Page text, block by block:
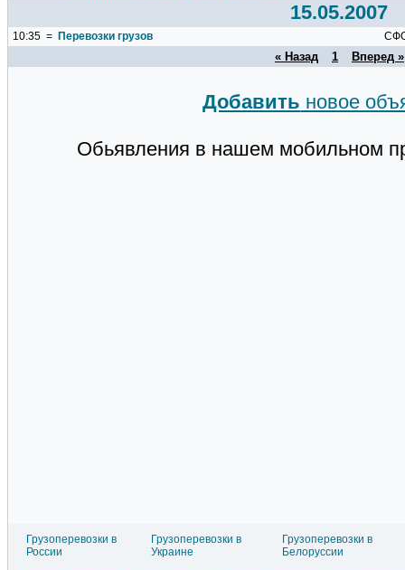
15.05.2007
10:35 = Перевозки грузов
« Назад 1 Вперед »
Добавить новое
Обьявления в нашем мобильном
Грузоперевозки в
России
Грузоперевозки в
Украине
Грузоперевозки в
Белоруссии